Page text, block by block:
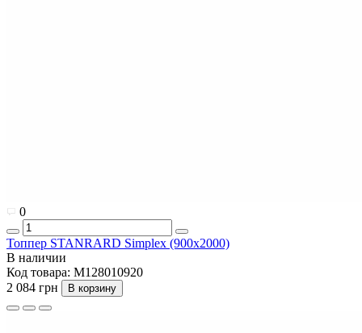
0
Топпер STANRARD Simplex (900x2000)
В наличии
Код товара: M128010920
2 084 грн
В корзину